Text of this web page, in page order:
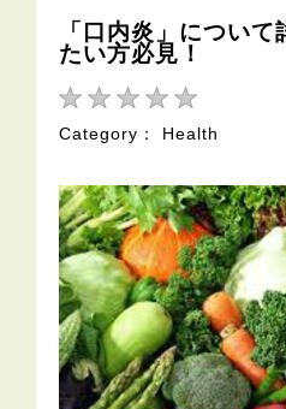
「口内炎」について
たい方必見！
Category： Health